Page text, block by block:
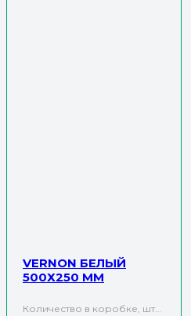
VERNON БЕЛЫЙ
500Х250 ММ
Количество в коробке, шт…